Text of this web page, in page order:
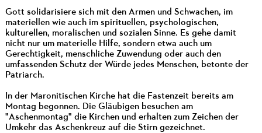
Gott solidarisiere sich mit den Armen und Schwachen, im
materiellen wie auch im spirituellen, psychologischen,
kulturellen, moralischen und sozialen Sinne. Es gehe damit
nicht nur um materielle Hilfe, sondern etwa auch um
Gerechtigkeit, menschliche Zuwendung oder auch den
umfassenden Schutz der Würde jedes Menschen, betonte der
Patriarch.
In der Maronitischen Kirche hat die Fastenzeit bereits am
Montag begonnen. Die Gläubigen besuchen am
"Aschenmontag" die Kirchen und erhalten zum Zeichen der
Umkehr das Aschenkreuz auf die Stirn gezeichnet.